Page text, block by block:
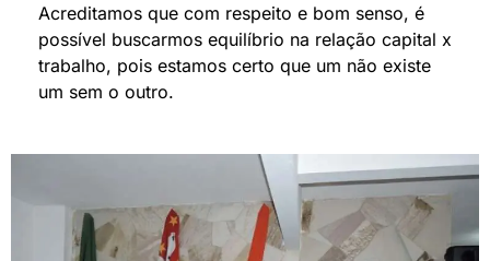
Acreditamos que com respeito e bom senso, é
possível buscarmos equilíbrio na relação capital x
trabalho, pois estamos certo que um não existe
um sem o outro.